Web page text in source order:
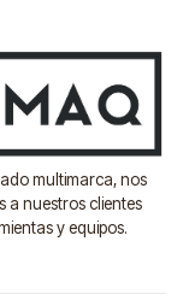
multimarca, nos
a nuestros clientes
y equipos.